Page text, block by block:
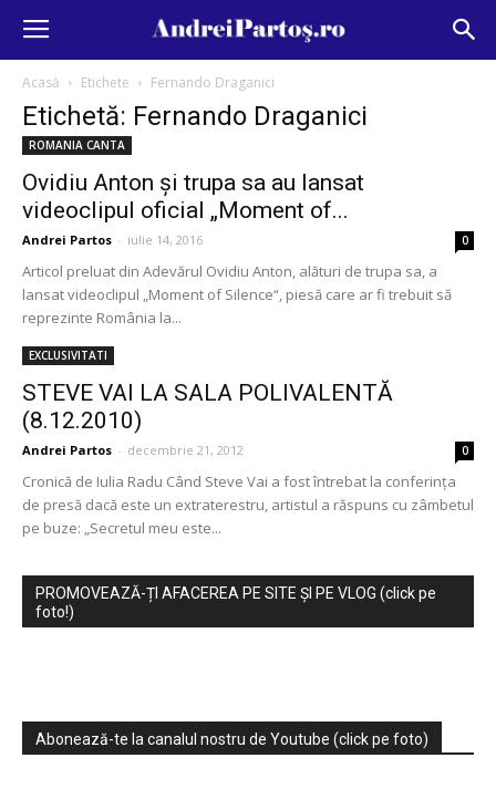
Acasă Etichete Fernando Draganici
Etichetă: Fernando Draganici
ROMANIA CANTA
Ovidiu Anton şi trupa sa au lansat
videoclipul oficial „Moment of...
Andrei Partos - iulie 14, 2016 0
Articol preluat din Adevărul Ovidiu Anton, alături de trupa sa, a
lansat videoclipul „Moment of Silence“, piesă care ar fi trebuit să
reprezinte România la...
EXCLUSIVITATI
STEVE VAI LA SALA POLIVALENTĂ
(8.12.2010)
Andrei Partos - decembrie 21, 2012 0
Cronică de Iulia Radu Când Steve Vai a fost întrebat la conferinţa
de presă dacă este un extraterestru, artistul a răspuns cu zâmbetul
pe buze: „Secretul meu este...
PROMOVEAZĂ-ȚI AFACEREA PE SITE ȘI PE VLOG (click pe
foto!)
Abonează-te la canalul nostru de Youtube (click pe foto)